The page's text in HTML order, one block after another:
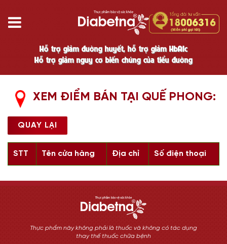
Hỗ trợ giảm đường huyết, hỗ trợ giảm HbA1c
Hỗ trợ giảm nguy cơ biến chứng của tiểu đường
XEM ĐIỂM BÁN TẠI QUẾ PHONG:
QUAY LẠI
STT Tên cửa hàng Địa chỉ Số điện thoại
Thực phẩm này không phải là thuốc và không có tác dụng
thay thế thuốc chữa bệnh